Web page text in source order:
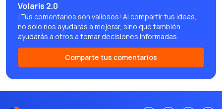
Volaris 2.0
¡Tus comentarios son valiosos! Al compartir tus ideas,
no solo nos ayudarás a mejorar, sino que también
ayudarás a otros a tomar decisiones informadas.
Comparte tus comentarios